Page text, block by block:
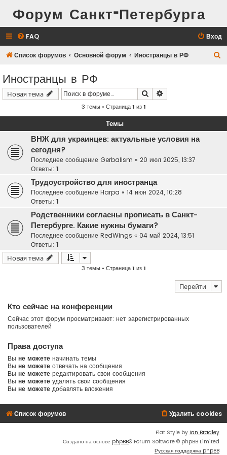
Форум Санкт-Петербурга
FAQ Вход
Список форумов Основной форум Иностранцы в РФ
Иностранцы в РФ
Новая тема Поиск
3 темы • Страница1 из1
Темы
ВНЖ для украинцев: актуальные условия на
сегодня?
Последнее сообщение Gerbalism « 20 июл 2025, 13:37
Ответы: 1
Трудоустройство для иностранца
Последнее сообщение Harpa « 14 июн 2024, 10:28
Ответы: 1
Родственники согласны прописать в Санкт-
Петербурге. Какие нужны бумаги?
Последнее сообщение RedWings « 04 май 2024, 13:51
Ответы: 1
Новая тема
3 темы • Страница1 из1
Перейти
Кто сейчас на конференции
Сейчас этот форум просматривают: нет зарегистрированных
пользователей
Права доступа
Вы не можете начинать темы
Вы не можете отвечать на сообщения
Вы не можете редактировать свои сообщения
Вы не можете удалять свои сообщения
Вы не можете добавлять вложения
Список форумов Удалить cookies
Flat Style by Ian Bradley
Создано на основе phpBB® Forum Software © phpBB Limited
Русская поддержка phpBB